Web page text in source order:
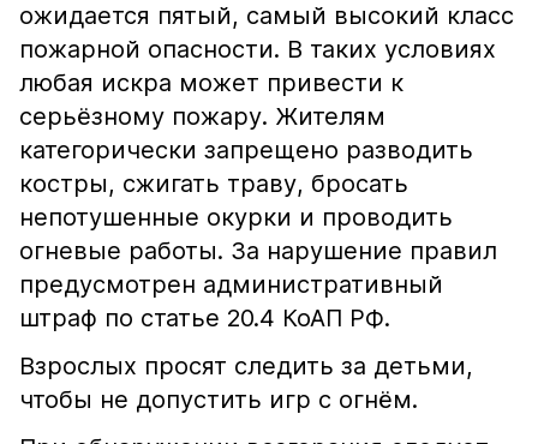
ожидается пятый, самый высокий класс
пожарной опасности. В таких условиях
любая искра может привести к
серьёзному пожару. Жителям
категорически запрещено разводить
костры, сжигать траву, бросать
непотушенные окурки и проводить
огневые работы. За нарушение правил
предусмотрен административный
штраф по статье 20.4 КоАП РФ.
Взрослых просят следить за детьми,
чтобы не допустить игр с огнём.